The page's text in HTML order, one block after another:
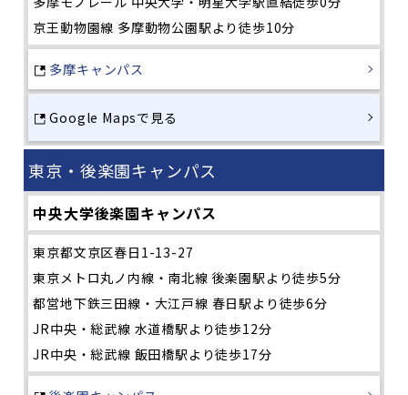
京王動物園線 多摩動物公園駅より徒歩10分
多摩キャンパス
Google Mapsで見る
東京・後楽園キャンパス
中央大学後楽園キャンパス
東京都文京区春日1-13-27
東京メトロ丸ノ内線・南北線 後楽園駅より徒歩5分
都営地下鉄三田線・大江戸線 春日駅より徒歩6分
JR中央・総武線 水道橋駅より徒歩12分
JR中央・総武線 飯田橋駅より徒歩17分